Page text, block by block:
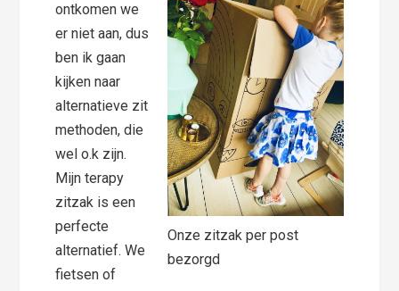
Onze zitzak per post
bezorgd
ontkomen we
er niet aan, dus
ben ik gaan
kijken naar
alternatieve zit
methoden, die
wel o.k zijn.
Mijn terapy
zitzak is een
perfecte
alternatief. We
fietsen of